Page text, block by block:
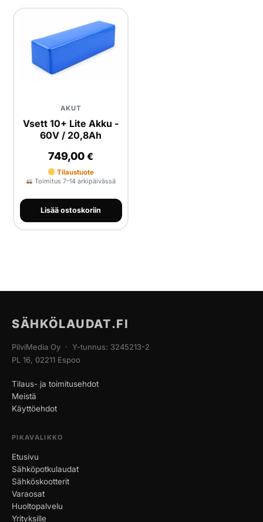
AKUT
Vsett 10+ Lite Akku -
60V / 20,8Ah
749,00 €
Tilaustuote
Toimitus 7–14 arkipäivässä
Lisää ostoskoriin
SÄHKÖLAUDAT.FI
PilviMedia Oy · Y-tunnus: 3245213-2
PL 16, 02211 Espoo
Tilaus- ja toimitusehdot
Meistä
Käyttöehdot
PIKAVALIKKO
Etusivu
Sähköpotkulaudat
Sähköskootterit
Varaosat
Huoltopalvelu
Yrityksille